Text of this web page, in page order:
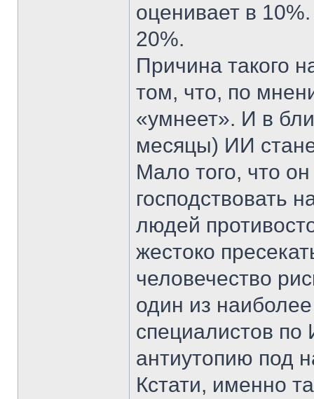
оценивает в
20%.
Причина такого
том, что, по
«умнеет». И в
месяцы) ИИ
Мало того, что
господствовать
людей
жестоко
человечество
один из
специалистов
антиутопию под
Кстати, именно